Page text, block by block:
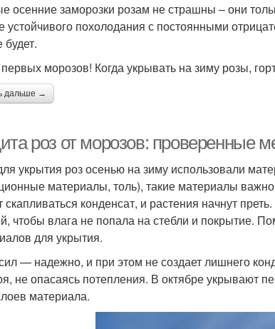
осенние заморозки розам не страшны – они
устойчивого похолодания с постоянными
морозов! Когда укрывать на зиму розы,
дальше →
роз от морозов: проверенные
укрытия роз осенью на зиму использовали
материалы, толь), такие материалы
скапливаться конденсат, и растения начнут
чтобы влага не попала на стебли и покрытие.
для укрытия.
— надежно, и при этом не создает лишнего
не опасаясь потепления. В октябре
материала.